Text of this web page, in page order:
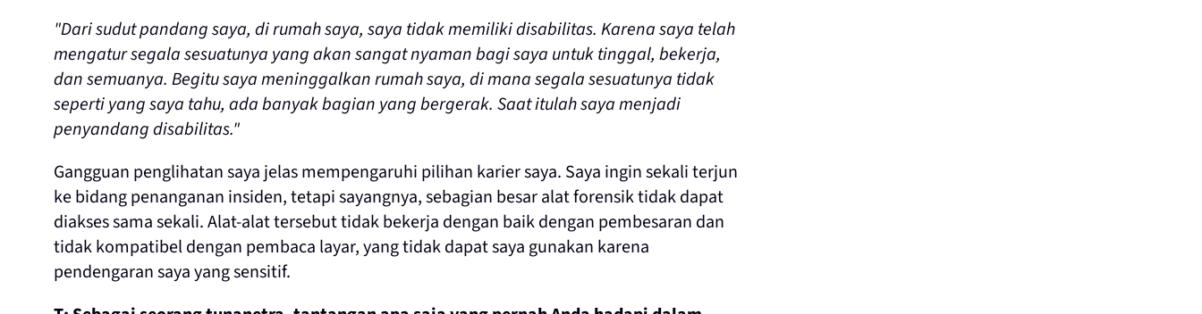
"Dari sudut pandang saya, di rumah saya, saya tidak memiliki disabilitas. Karena saya telah
mengatur segala sesuatunya yang akan sangat nyaman bagi saya untuk tinggal, bekerja,
dan semuanya. Begitu saya meninggalkan rumah saya, di mana segala sesuatunya tidak
seperti yang saya tahu, ada banyak bagian yang bergerak. Saat itulah saya menjadi
penyandang disabilitas."
Gangguan penglihatan saya jelas mempengaruhi pilihan karier saya. Saya ingin sekali terjun
ke bidang penanganan insiden, tetapi sayangnya, sebagian besar alat forensik tidak dapat
diakses sama sekali. Alat-alat tersebut tidak bekerja dengan baik dengan pembesaran dan
tidak kompatibel dengan pembaca layar, yang tidak dapat saya gunakan karena
pendengaran saya yang sensitif.